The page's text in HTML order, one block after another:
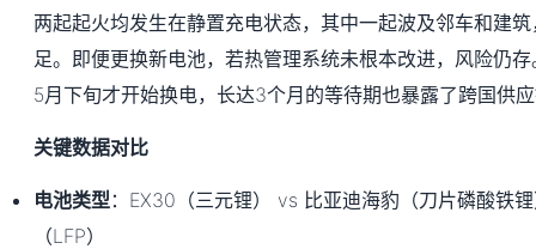
两起起火均发生在静置充电状态，其中一起波及邻车和建
足。即便更换新电池，若热管理系统未根本改进，风险仍
5月下旬才开始换电，长达3个月的等待期也暴露了跨国供
关键数据对比
电池类型：EX30（三元锂） vs 比亚迪海豹（刀片磷酸铁
（LFP）